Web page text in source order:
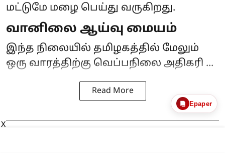
மட்டுமே மழை பெய்து வருகிறது.
வானிலை ஆய்வு மையம்
இந்த நிலையில் தமிழகத்தில் மேலும்
ஒரு வாரத்திற்கு வெப்பநிலை அதிகரி ...
Read More
Epaper
X